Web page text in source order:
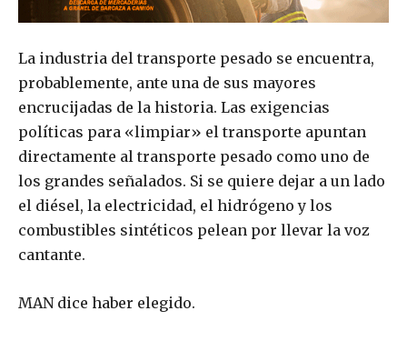
La industria del transporte pesado se encuentra,
probablemente, ante una de sus mayores
encrucijadas de la historia. Las exigencias
políticas para «limpiar» el transporte apuntan
directamente al transporte pesado como uno de
los grandes señalados. Si se quiere dejar a un lado
el diésel, la electricidad, el hidrógeno y los
combustibles sintéticos pelean por llevar la voz
cantante.
MAN dice haber elegido.